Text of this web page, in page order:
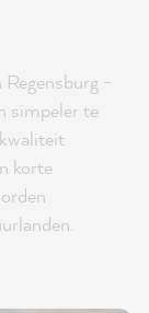
-
simpeler te
korte